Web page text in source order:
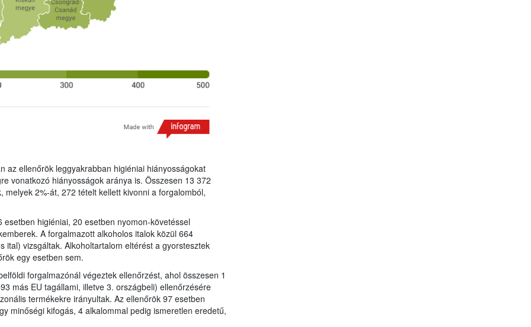
az ellenőrök leggyakrabban higiéniai hiányosságokat
vonatkozó hiányosságok aránya is. Összesen 13 372
2%-át, 272 tételt kellett kivonni a forgalomból,
higiéniai, 20 esetben nyomon-követéssel
A forgalmazott alkoholos italok közül 664
ital) vizsgáltak. Alkoholtartalom eltérést a gyorstesztek
egy esetben sem.
forgalmazónál végeztek ellenőrzést, ahol összesen 1
más EU tagállami, illetve 3. országbeli) ellenőrzésére
termékekre irányultak. Az ellenőrök 97 esetben
minőségi kifogás, 4 alkalommal pedig ismeretlen eredetű,